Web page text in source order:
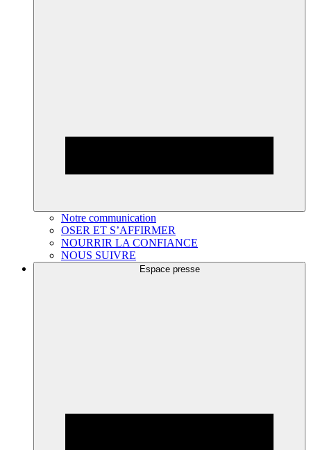
Notre communication
OSER ET S’AFFIRMER
NOURRIR LA CONFIANCE
NOUS SUIVRE
Espace presse